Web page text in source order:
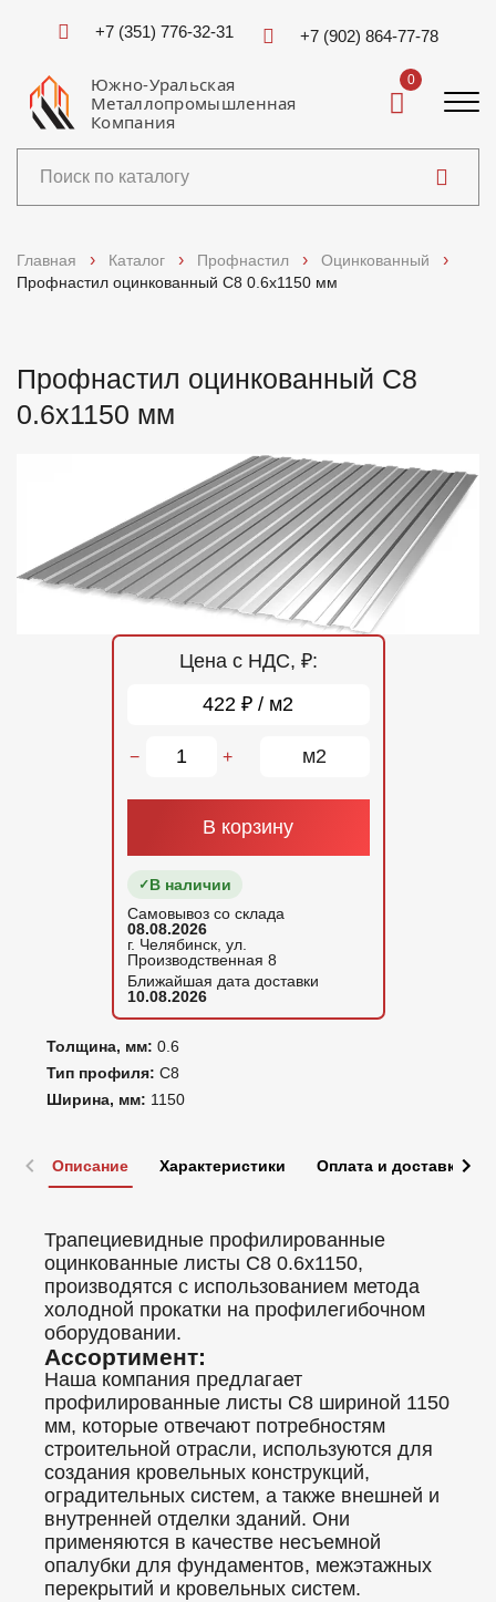
+7 (351) 776-32-31 +7 (902) 864-77-78
Южно-Уральская
Металлопромышленная
Компания
0
Доставка и оплата
Контакты
Главная Каталог Профнастил
Оцинкованный
Профнастил оцинкованный C8 0.6x1150 мм
Профнастил оцинкованный C8
0.6x1150 мм
Толщина, мм: 0.6
Тип профиля: С8
Ширина, мм: 1150
Цена с НДС, ₽:
422 ₽ / м2
− + м2
В корзину
В наличии
Самовывоз со склада
08.08.2026
г. Челябинск, ул.
Производственная 8
Ближайшая дата доставки
10.08.2026
Описание Характеристики Оплата и доставка
Трапециевидные профилированные
оцинкованные листы C8 0.6x1150,
производятся с использованием метода
холодной прокатки на профилегибочном
оборудовании.
Ассортимент:
Наша компания предлагает
профилированные листы C8 шириной 1150
мм, которые отвечают потребностям
строительной отрасли, используются для
создания кровельных конструкций,
оградительных систем, а также внешней и
внутренней отделки зданий. Они
применяются в качестве несъемной
опалубки для фундаментов, межэтажных
перекрытий и кровельных систем.